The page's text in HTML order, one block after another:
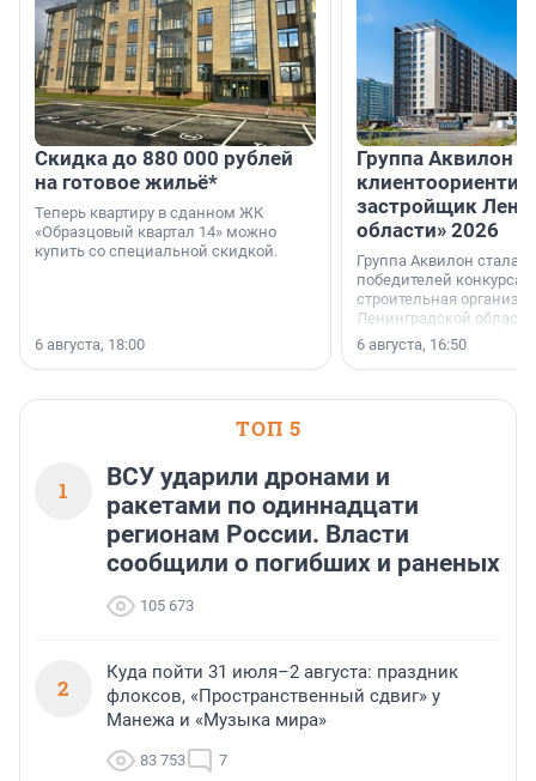
Скидка до 880 000 рублей
на готовое жильё*
Теперь квартиру в сданном ЖК
«Образцовый квартал 14» можно
купить со специальной скидкой.
6 августа, 18:00
Группа Аквилон
застройщик
области» 2026
Группа Аквилон стала
победителей конкурса
строительная
Ленинградской области
номинации «Самый
застройщик
области».
6 августа, 16:50
ТОП 5
1
ВСУ ударили дронами и
ракетами по одиннадцати
регионам России. Власти
сообщили о погибших и раненых
105 673
2
Куда пойти 31 июля–2 августа: праздник
флоксов, «Пространственный сдвиг» у
Манежа и «Музыка мира»
83 753 7